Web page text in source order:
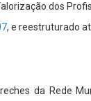
dos
, e reestruturado
da Rede